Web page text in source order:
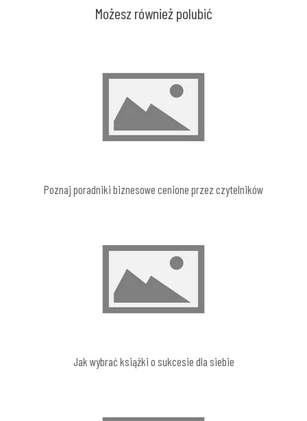
Możesz również polubić
Poznaj poradniki biznesowe cenione przez czytelników
Jak wybrać książki o sukcesie dla siebie